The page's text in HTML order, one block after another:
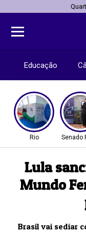
Educação
Rio Senado
Lula
Mundo
Brasil vai sediar